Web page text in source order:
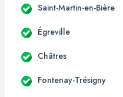
Saint-Martin-en-Bière
Égreville
Châtres
Fontenay-Trésigny